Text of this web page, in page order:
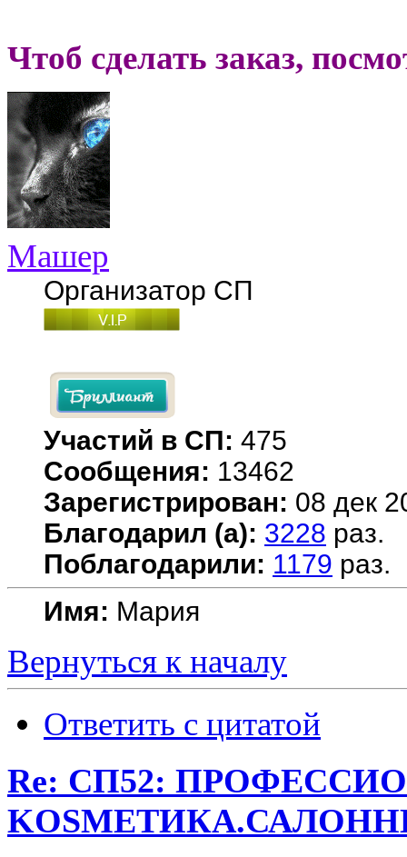
Чтоб сделать заказ,
Машер
Организатор СП
Участий в СП: 475
Сообщения: 13462
Зарегистрирован: 08 дек
Благодарил (а): 3228 раз.
Поблагодарили: 1179 раз.
Имя: Мария
Вернуться к началу
Ответить с цитатой
Re: СП52: